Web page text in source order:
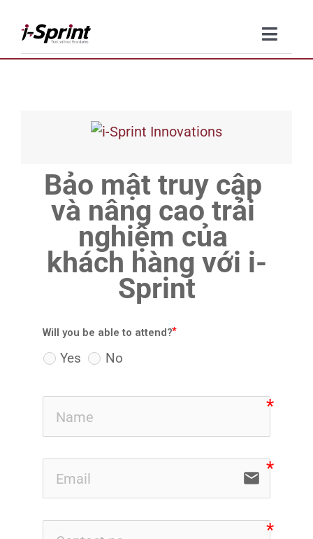
content
Toggle
Bảo mật truy cập
và nâng cao trải
nghiệm của
khách hàng với i-
Sprint
Will you be able to attend?
Yes No
email